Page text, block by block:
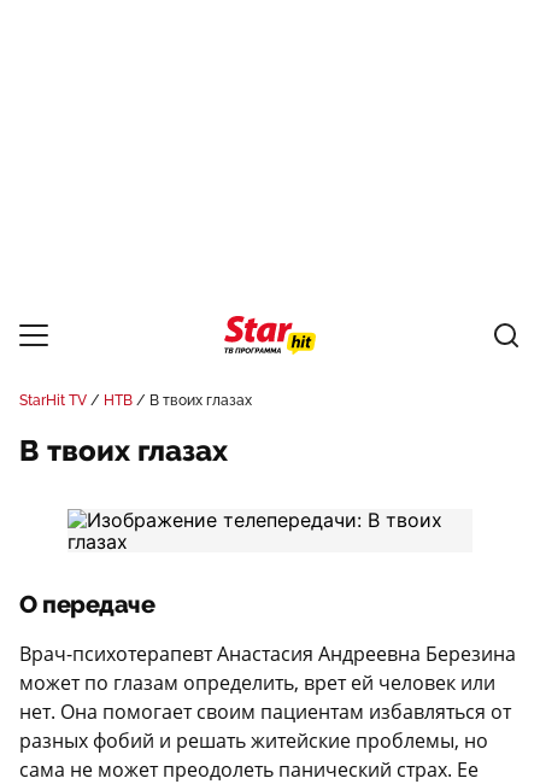
StarHit TV НТВ В твоих глазах
В твоих глазах
О передаче
Врач-психотерапевт Анастасия Андреевна Березина
может по глазам определить, врет ей человек или
нет. Она помогает своим пациентам избавляться от
разных фобий и решать житейские проблемы, но
сама не может преодолеть панический страх. Ее